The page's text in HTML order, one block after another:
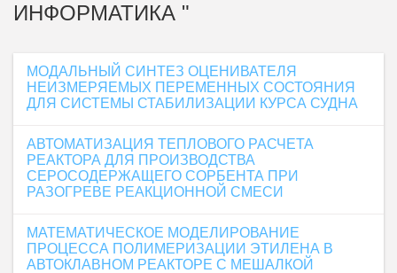
ИНФОРМАТИКА "
МОДАЛЬНЫЙ СИНТЕЗ ОЦЕНИВАТЕЛЯ
НЕИЗМЕРЯЕМЫХ ПЕРЕМЕННЫХ СОСТОЯНИЯ
ДЛЯ СИСТЕМЫ СТАБИЛИЗАЦИИ КУРСА СУДНА
АВТОМАТИЗАЦИЯ ТЕПЛОВОГО РАСЧЕТА
РЕАКТОРА ДЛЯ ПРОИЗВОДСТВА
СЕРОСОДЕРЖАЩЕГО СОРБЕНТА ПРИ
РАЗОГРЕВЕ РЕАКЦИОННОЙ СМЕСИ
МАТЕМАТИЧЕСКОЕ МОДЕЛИРОВАНИЕ
ПРОЦЕССА ПОЛИМЕРИЗАЦИИ ЭТИЛЕНА В
АВТОКЛАВНОМ РЕАКТОРЕ С МЕШАЛКОЙ